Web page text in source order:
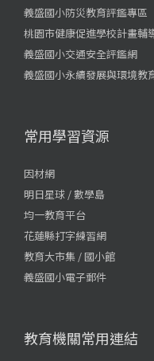
義盛國小防災教育評鑑專區
桃園市健康促進學校計畫輔
義盛國小交通安全評鑑網
義盛國小永續發展與環境教
常用學習資源
因材網
明日星球 / 數學島
均一教育平台
花蓮縣打字練習網
教育大市集 / 國小館
義盛國小電子郵件
教育機關常用連結